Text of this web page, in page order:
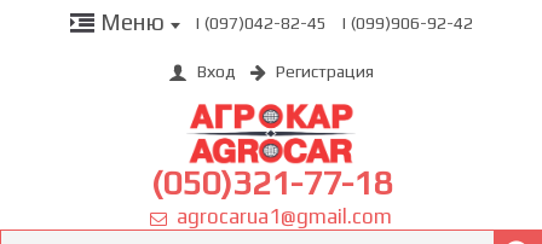
Меню | (097)042-82-45 | (099)906-92-42
Вход Регистрация
(050)321-77-18
agrocarua1@gmail.com